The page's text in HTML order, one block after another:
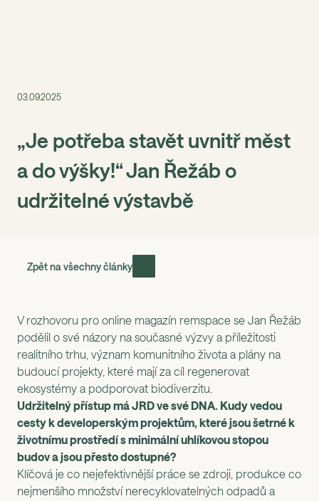
03.09.2025
„Je potřeba stavět uvnitř měst
a do výšky!“ Jan Řežáb o
udržitelné výstavbě
Zpět na všechny články
V rozhovoru pro online magazín remspace se Jan Řežáb
podělil o své názory na současné výzvy a příležitosti
realitního trhu, význam komunitního života a plány na
budoucí projekty, které mají za cíl regenerovat
ekosystémy a podporovat biodiverzitu.
Udržitelný přístup má JRD ve své DNA. Kudy vedou
cesty k developerským projektům, které jsou šetrné k
životnímu prostředí s minimální uhlíkovou stopou
budov a jsou přesto dostupné?
Klíčová je co nejefektivnější práce se zdroji, produkce co
nejmenšího množství nerecyklovatelných odpadů a